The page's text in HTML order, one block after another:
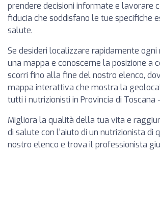
prendere decisioni informate e lavorare
fiducia che soddisfano le tue specifiche
salute.
Se desideri localizzare rapidamente ogni
una mappa e conoscerne la posizione a
scorri fino alla fine del nostro elenco,
mappa interattiva che mostra la
tutti i nutrizionisti in Provincia di Toscana
Migliora la qualità della tua vita e
di salute con l'aiuto di un nutrizionista di
nostro elenco e trova il professionista